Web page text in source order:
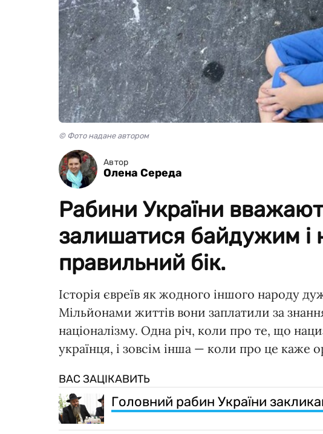
© Фото надане автором
Автор
Олена Середа
Рабини України
залишатися байдужим і
правильний бік.
Історія євреїв як жодного іншого народу
Мільйонами життів вони заплатили за
націоналізму. Одна річ, коли про те, що
українця, і зовсім інша — коли про це каже
ВАС ЗАЦІКАВИТЬ
Головний рабин України